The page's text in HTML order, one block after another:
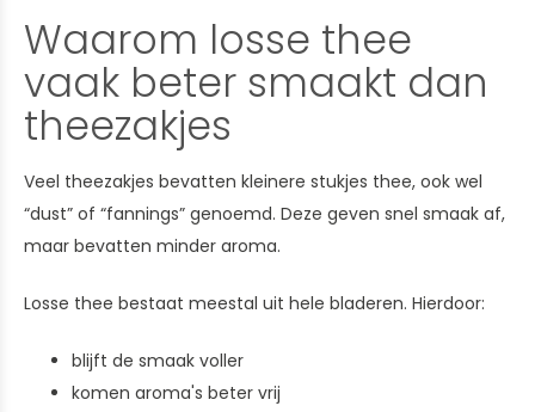
Waarom losse thee
vaak beter smaakt dan
theezakjes
Veel theezakjes bevatten kleinere stukjes thee, ook wel
“dust” of “fannings” genoemd. Deze geven snel smaak af,
maar bevatten minder aroma.
Losse thee bestaat meestal uit hele bladeren. Hierdoor:
blijft de smaak voller
komen aroma's beter vrij